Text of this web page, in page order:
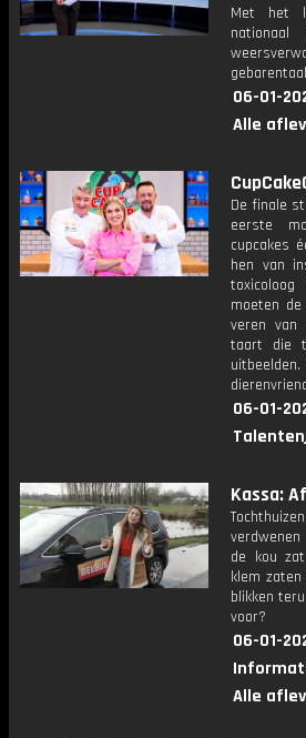
Met het
06-01-
Alle
De finale
eerste
cupcakes
hen van
moeten
veren van
taart die
06-01-
Kassa:
de kou
klem
blikken
voor?
06-01-
Alle